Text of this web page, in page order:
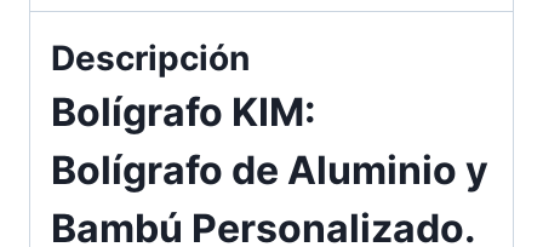
Descripción
Bolígrafo KIM:
Bolígrafo de Aluminio y
Bambú Personalizado.